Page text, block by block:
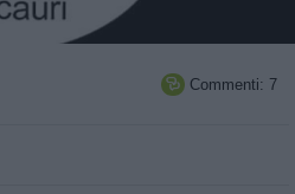
 Commenti: 7